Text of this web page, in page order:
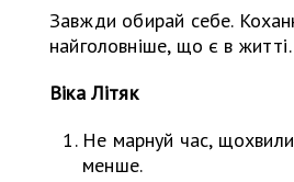
Завжди обирай себе.
найголовніше, що є в
Віка Літяк
Не марнуй час,
менше.